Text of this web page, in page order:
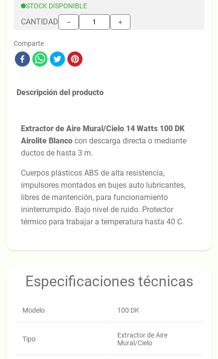
STOCK DISPONIBLE
CANTIDAD ＋
－
Comparte
Descripción del producto
Extractor de Aire Mural/Cielo 14 Watts 100 DK
Airolite Blanco con descarga directa o mediante
ductos de hasta 3 m.
Cuerpos plásticos ABS de alta resistencia,
impulsores montados en bujes auto lubricantes,
libres de mantención, para funcionamiento
ininterrumpido. Bajo nivel de ruido. Protector
térmico para trabajar a temperatura hasta 40 C.
Especificaciones técnicas
Modelo 100 DK
Tipo
Extractor de Aire
Mural/Cielo